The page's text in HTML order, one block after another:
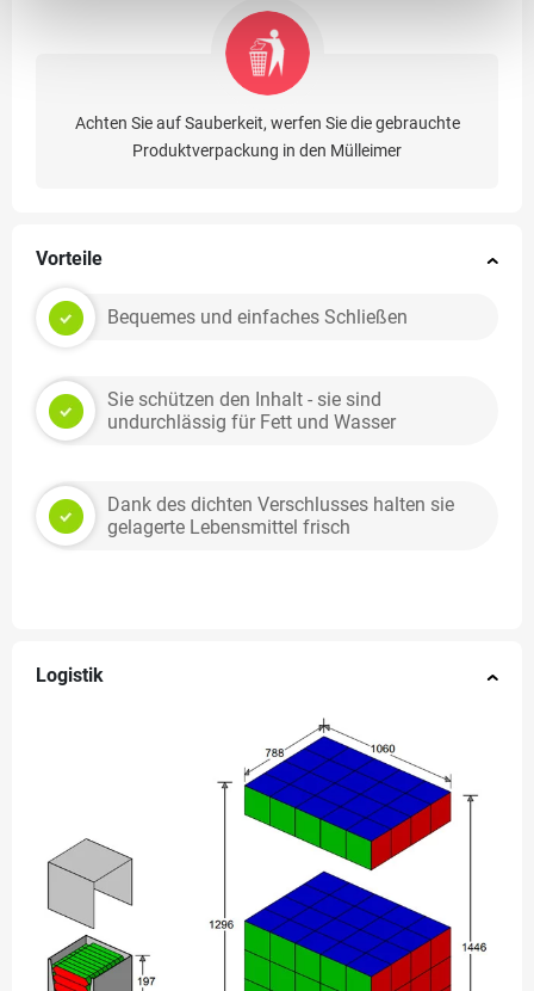
Achten Sie auf Sauberkeit, werfen Sie die gebrauchte
Produktverpackung in den Mülleimer
Vorteile
Bequemes und einfaches Schließen
Sie schützen den Inhalt - sie sind
undurchlässig für Fett und Wasser
Dank des dichten Verschlusses halten sie
gelagerte Lebensmittel frisch
Logistik